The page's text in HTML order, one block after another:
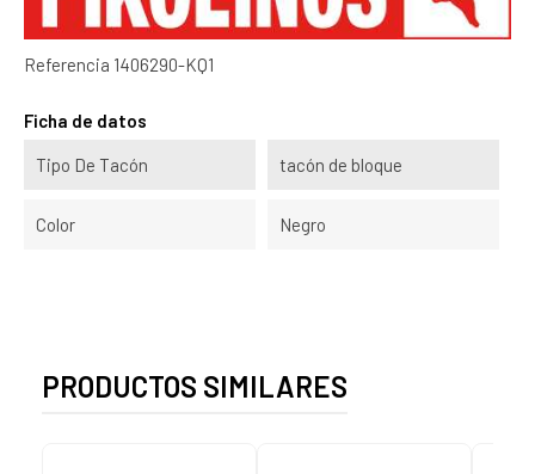
Referencia 1406290-KQ1
Ficha de datos
Tipo De Tacón tacón de bloque
Color Negro
PRODUCTOS SIMILARES